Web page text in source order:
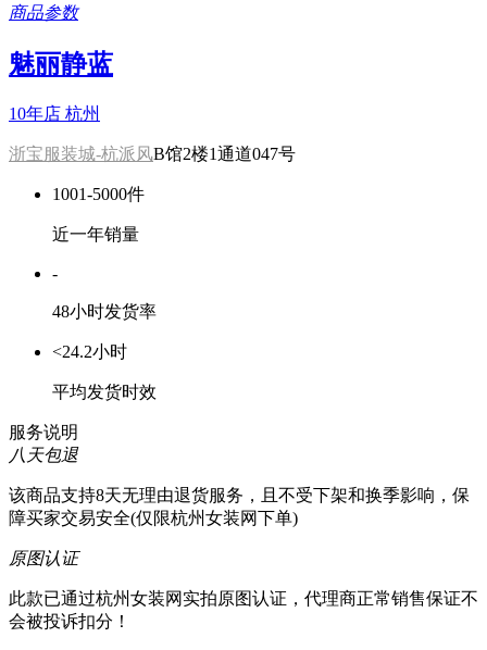
商品参数
魅丽静蓝
10年店 杭州
浙宝服装城-杭派风B馆2楼1通道047号
1001-5000件
近一年销量
-
48小时发货率
<24.2小时
平均发货时效
服务说明
八天包退
该商品支持8天无理由退货服务，且不受下架和换季影响，保
障买家交易安全(仅限杭州女装网下单)
原图认证
此款已通过杭州女装网实拍原图认证，代理商正常销售保证不
会被投诉扣分！